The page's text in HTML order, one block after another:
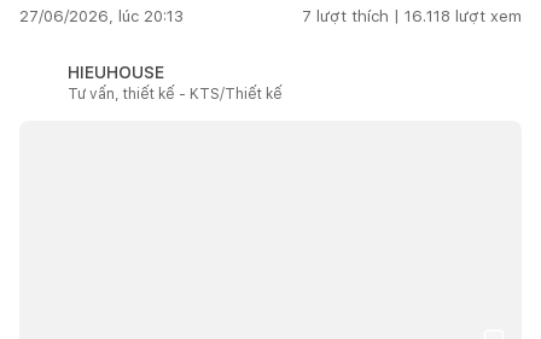
27/06/2026, lúc 20:13 7 lượt thích | 16.118 lượt xem
HIEUHOUSE
Tư vấn, thiết kế - KTS/Thiết kế